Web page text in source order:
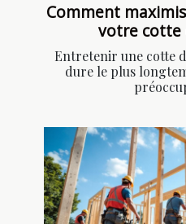
Comment
votre cotte
Entretenir une cotte
dure le plus